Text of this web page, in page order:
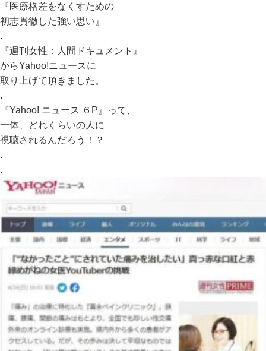
『医療格差をなくすための
初志貫徹した強い思い』
.
『週刊女性：人間ドキュメント』
からYahoo!ニュースに
取り上げて頂きました。
.
『Yahoo! ニュース ６P』って、
一体、どれくらいの人に
視聴されるんだろう！？
.
.